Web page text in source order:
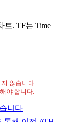
트. TF는 Time
않습니다.
야 합니다.